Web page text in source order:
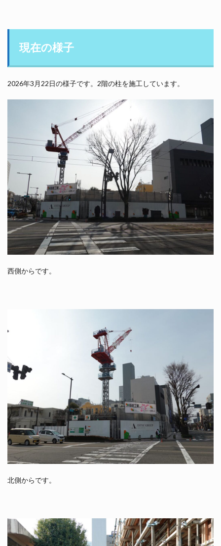
現在の様子
2026年3月22日の様子です。2階の柱を施工しています。
西側からです。
北側からです。